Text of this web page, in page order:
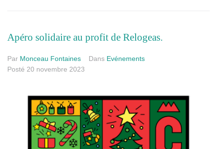
Apéro solidaire au profit de Relogeas.
Par Monceau Fontaines Dans Evénements
Posté 20 novembre 2023